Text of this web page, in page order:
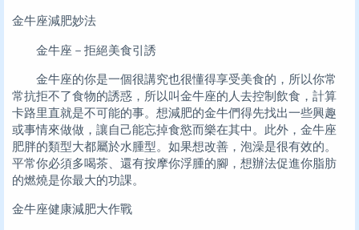
金牛座減肥妙法
金牛座－拒絕美食引誘
金牛座的你是一個很講究也很懂得享受美食的，所以你常
常抗拒不了食物的誘惑，所以叫金牛座的人去控制飲食，計算
卡路里直就是不可能的事。想減肥的金牛們得先找出一些興趣
或事情來做做，讓自己能忘掉食慾而樂在其中。此外，金牛座
肥胖的類型大都屬於水腫型。如果想改善，泡澡是很有效的。
平常你必須多喝茶、還有按摩你浮腫的腳，想辦法促進你脂肪
的燃燒是你最大的功課。
金牛座健康減肥大作戰